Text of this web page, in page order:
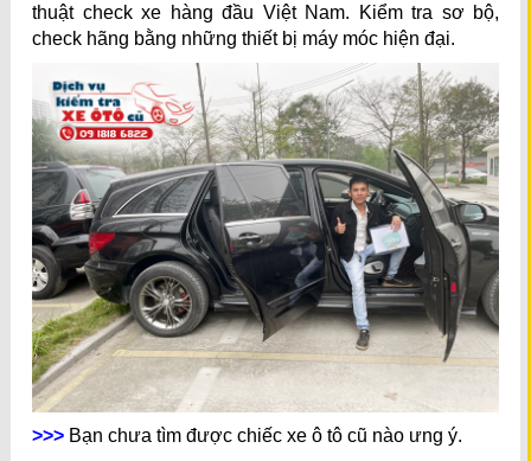
thuật check xe hàng đầu Việt Nam. Kiểm tra sơ bộ,
check hãng bằng những thiết bị máy móc hiện đại.
>>> Bạn chưa tìm được chiếc xe ô tô cũ nào ưng ý.